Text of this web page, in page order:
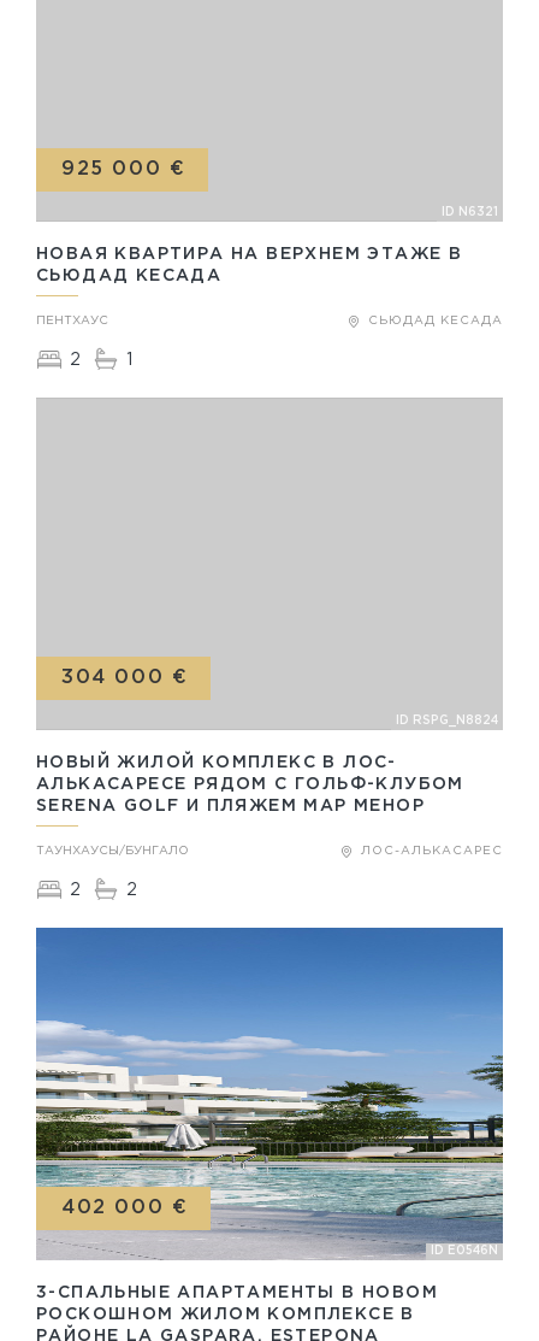
НОВАЯ КВАРТИРА НА ВЕРХНЕМ ЭТАЖЕ В
СЬЮДАД КЕСАДА
СЬЮДАД КЕСАДА
925 000 €
ПЕНТХАУС
2
ID N6321
НОВЫЙ ЖИЛОЙ КОМПЛЕКС В ЛОС-
АЛЬКАСАРЕСЕ РЯДОМ С ГОЛЬФ-КЛУБОМ
SERENA GOLF И ПЛЯЖЕМ МАР МЕНОР
ЛОС-АЛЬКАСАРЕС
304 000 €
ТАУНХАУСЫ/БУНГАЛО
2 2
ID RSPG_N8824
3-СПАЛЬНЫЕ АПАРТАМЕНТЫ В НОВОМ
РОСКОШНОМ ЖИЛОМ КОМПЛЕКСЕ В
РАЙОНЕ LA GASPARA, ESTEPONA
402 000 €
ID E0546N